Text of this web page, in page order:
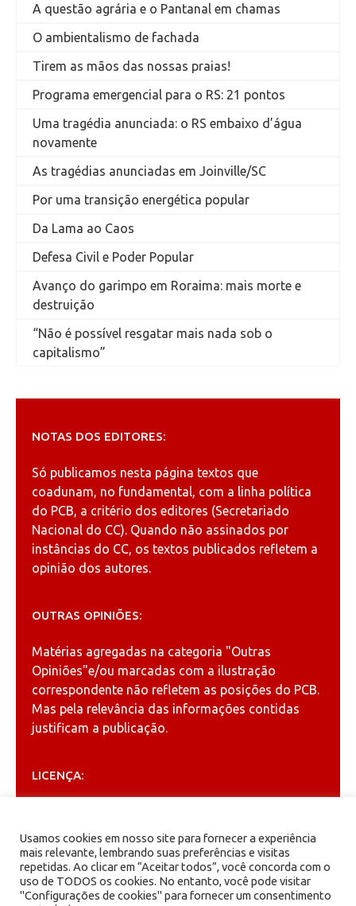
A questão agrária e o Pantanal em chamas
O ambientalismo de fachada
Tirem as mãos das nossas praias!
Programa emergencial para o RS: 21 pontos
Uma tragédia anunciada: o RS embaixo d’água
novamente
As tragédias anunciadas em Joinville/SC
Por uma transição energética popular
Da Lama ao Caos
Defesa Civil e Poder Popular
Avanço do garimpo em Roraima: mais morte e
destruição
“Não é possível resgatar mais nada sob o
capitalismo”
NOTAS DOS EDITORES:
Só publicamos nesta página textos que
coadunam, no fundamental, com a linha política
do PCB, a critério dos editores (Secretariado
Nacional do CC). Quando não assinados por
instâncias do CC, os textos publicados refletem a
opinião dos autores.
OUTRAS OPINIÕES:
Matérias agregadas na categoria "Outras
Opiniões"e/ou marcadas com a ilustração
correspondente não refletem as posições do PCB.
Mas pela relevância das informações contidas
justificam a publicação.
LICENÇA:
Creative Commons
ARQUIVOS
Usamos cookies em nosso site para fornecer a experiência
mais relevante, lembrando suas preferências e visitas
repetidas. Ao clicar em “Aceitar todos”, você concorda com o
uso de TODOS os cookies. No entanto, você pode visitar
"Configurações de cookies" para fornecer um consentimento